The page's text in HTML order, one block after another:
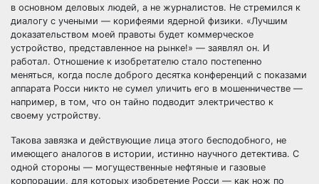
в основном деловых людей, а не журналистов. Не стремился к
диалогу с учеными — корифеями ядерной физики. «Лучшим
доказательством моей правоты будет коммерческое
устройство, представленное на рынке!» — заявлял он. И
работал. Отношение к изобретателю стало постепенно
меняться, когда после доброго десятка конференций с показами
аппарата Росси никто не сумел уличить его в мошенничестве —
например, в том, что он тайно подводит электричество к
своему устройству.
Такова завязка и действующие лица этого бесподобного, не
имеющего аналогов в истории, истинно научного детектива. С
одной стороны — могущественные нефтяные и газовые
корпорации, для которых изобретение Росси — как нож по